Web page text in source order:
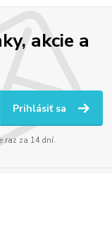
akcie a
Prihlásiť sa
raz za 14 dní.